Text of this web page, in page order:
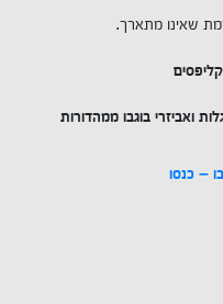
שאינו מתארך.
ואביזרי בוגבו ממהדורות
– כנסו